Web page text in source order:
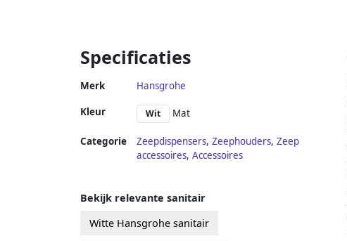
Specificaties
Merk Hansgrohe
Kleur Wit Mat
Categorie Zeepdispensers, Zeephouders, Zeep
accessoires, Accessoires
Bekijk relevante sanitair
Witte Hansgrohe sanitair